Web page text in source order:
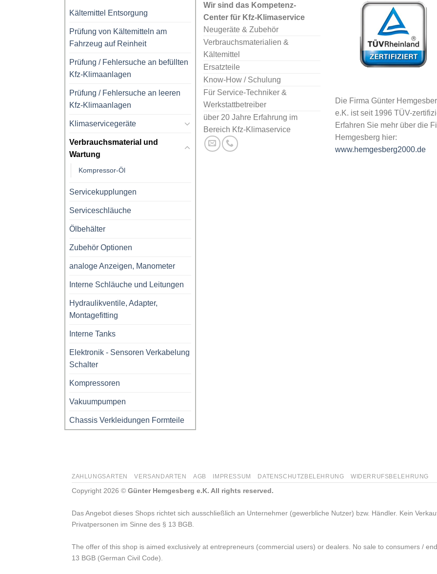
Kältemittel Entsorgung
Prüfung von Kältemitteln am
Fahrzeug auf Reinheit
Prüfung / Fehlersuche an befüllten
Kfz-Klimaanlagen
Prüfung / Fehlersuche an leeren
Kfz-Klimaanlagen
Klimaservicegeräte
Verbrauchsmaterial und
Wartung
Kompressor-Öl
Servicekupplungen
Serviceschläuche
Ölbehälter
Zubehör Optionen
analoge Anzeigen, Manometer
Interne Schläuche und Leitungen
Hydraulikventile, Adapter,
Montagefitting
Interne Tanks
Elektronik - Sensoren Verkabelung
Schalter
Kompressoren
Vakuumpumpen
Chassis Verkleidungen Formteile
Wir sind das Kompetenz-
Center für Kfz-Klimaservice
Neugeräte & Zubehör
Verbrauchsmaterialien &
Kältemittel
Ersatzteile
Know-How / Schulung
Für Service-Techniker &
Werkstattbetreiber
über 20 Jahre Erfahrung im
Bereich Kfz-Klimaservice
Die Firma Günter
e.K. ist seit 1996 TÜV-
Erfahren Sie mehr über die
Hemgesberg hier:
www.hemgesberg2000.de
ZAHLUNGSARTEN VERSANDARTEN AGB IMPRESSUM DATENSCHUTZBELEHRUNG WIDERRUFSBELEHRUNG
Copyright 2026 © Günter Hemgesberg e.K. All rights reserved.
Das Angebot dieses Shops richtet sich ausschließlich an Unternehmer (gewerbliche Nutzer) bzw. Händler. Kein
Privatpersonen im Sinne des § 13 BGB.
The offer of this shop is aimed exclusively at entrepreneurs (commercial users) or dealers. No sale to consumers /
13 BGB (German Civil Code).